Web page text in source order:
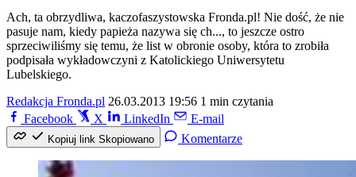
Ach, ta obrzydliwa, kaczofaszystowska Fronda.pl! Nie dość, że nie
pasuje nam, kiedy papieża nazywa się ch..., to jeszcze ostro
sprzeciwiliśmy się temu, że list w obronie osoby, która to zrobiła
podpisała wykładowczyni z Katolickiego Uniwersytetu
Lubelskiego.
Redakcja Fronda.pl 26.03.2013 19:56 1 min czytania
Facebook
X LinkedIn E-mail
Kopiuj link Skopiowano Komentarze